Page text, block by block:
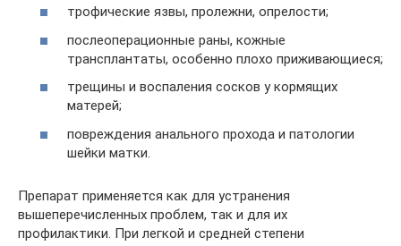
трофические язвы, пролежни, опрелости;
послеоперационные раны, кожные
трансплантаты, особенно плохо приживающиеся;
трещины и воспаления сосков у кормящих
матерей;
повреждения анального прохода и патологии
шейки матки.
Препарат применяется как для устранения
вышеперечисленных проблем, так и для их
профилактики. При легкой и средней степени